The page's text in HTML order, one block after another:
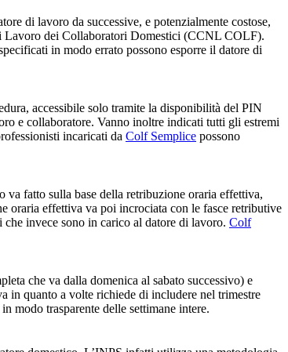
di lavoro da successive, e potenzialmente costose,
Lavoro dei Collaboratori Domestici (CCNL COLF).
in modo errato possono esporre il datore di
accessibile solo tramite la disponibilità del PIN
e collaboratore. Vanno inoltre indicati tutti gli estremi
incaricati da Colf Semplice possono
fatto sulla base della retribuzione oraria effettiva,
oraria effettiva va poi incrociata con le fasce retributive
invece sono in carico al datore di lavoro. Colf
che va dalla domenica al sabato successivo) e
in quanto a volte richiede di includere nel trimestre
modo trasparente delle settimane intere.